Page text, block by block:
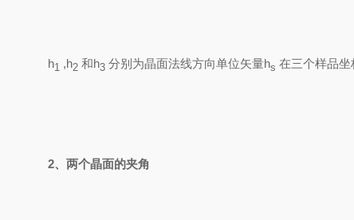
h1 ,h2 和h3 分别为晶面法线方向单位矢量hs 在三个样品坐
2、 两个晶面的夹角